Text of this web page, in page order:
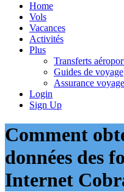
Home
Vols
Vacances
Activités
Plus
Transferts
Guides de voyage
Assurance voyage
Login
Sign Up
Comment
données des
Internet